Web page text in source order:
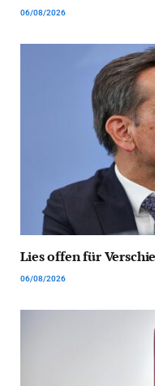
06/08/2026
Lies offen für
06/08/2026